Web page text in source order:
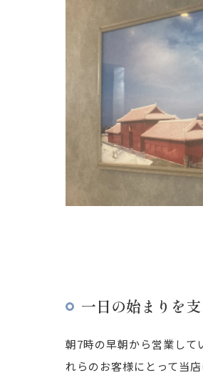
一日の始まりを
朝7時の早朝から営業して
れらのお客様にとって当